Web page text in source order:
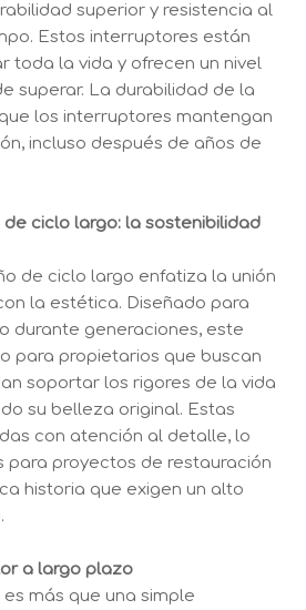
superior y resistencia al
Estos interruptores están
toda la vida y ofrecen un nivel
superar. La durabilidad de la
los interruptores mantengan
incluso después de años de
de ciclo largo: la sostenibilidad
de ciclo largo enfatiza la unión
la estética. Diseñado para
durante generaciones, este
para propietarios que buscan
soportar los rigores de la vida
su belleza original. Estas
con atención al detalle, lo
para proyectos de restauración
historia que exigen un alto
a largo plazo
más que una simple